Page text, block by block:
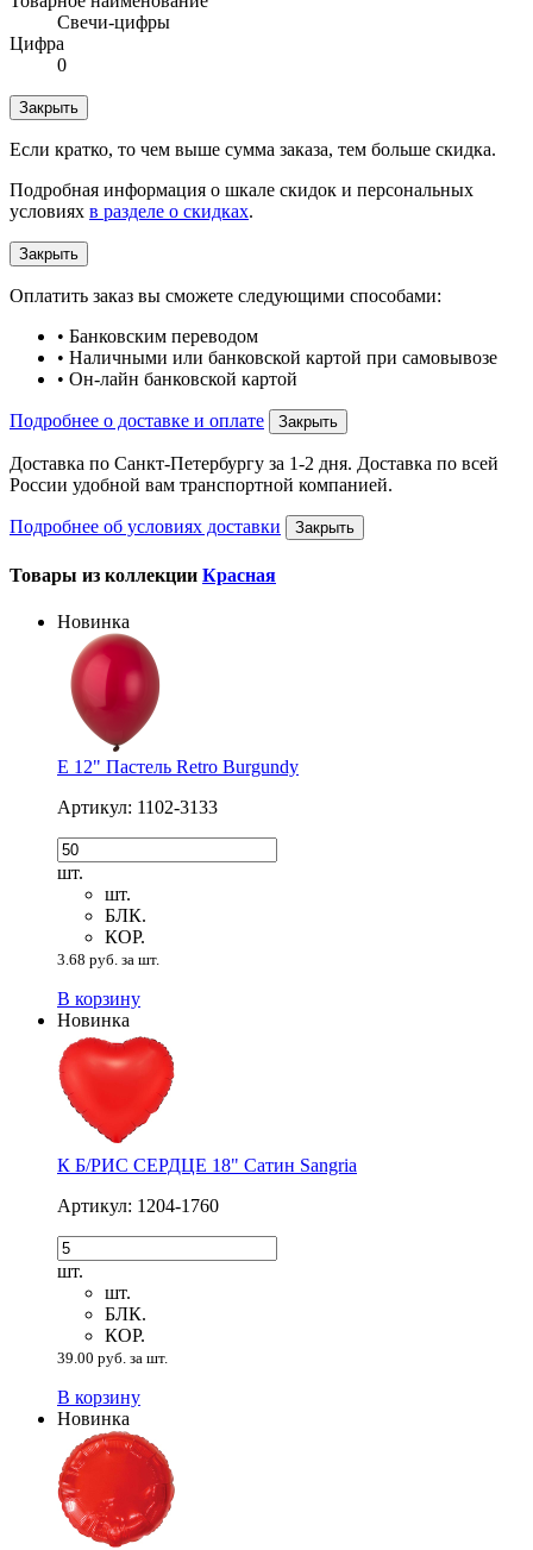
Свечи-цифры
Цифра
0
Закрыть
Если кратко, то чем выше сумма заказа, тем больше скидка.
Подробная информация о шкале скидок и персональных
условиях в разделе о скидках.
Закрыть
Оплатить заказ вы сможете следующими способами:
• Банковским переводом
• Наличными или банковской картой при самовывозе
• Он-лайн банковской картой
Подробнее о доставке и оплате Закрыть
Доставка по Санкт-Петербургу за 1-2 дня. Доставка по всей
России удобной вам транспортной компанией.
Подробнее об условиях доставки Закрыть
Товары из коллекции Красная
Новинка
Е 12" Пастель Retro Burgundy
Артикул: 1102-3133
шт.
шт.
БЛК.
КОР.
3.68 руб. за шт.
В корзину
Новинка
К Б/РИС СЕРДЦЕ 18" Сатин Sangria
Артикул: 1204-1760
шт.
шт.
БЛК.
КОР.
39.00 руб. за шт.
В корзину
Новинка